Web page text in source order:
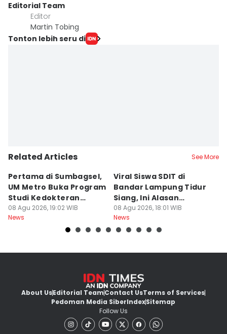
Editorial Team
Editor
Martin Tobing
Tonton lebih seru di
Related Articles See More
Pertama di Sumbagsel,
UM Metro Buka Program
Studi Kedokteran
Hewan
08 Agu 2026, 19:02 WIB
News
Viral Siswa SDIT di
Bandar Lampung Tidur
Siang, Ini Alasan
Sekolah
08 Agu 2026, 18:01 WIB
News
About UsEditorial TeamContact UsTerms of Services
Pedoman Media SiberIndexSitemap
Follow Us